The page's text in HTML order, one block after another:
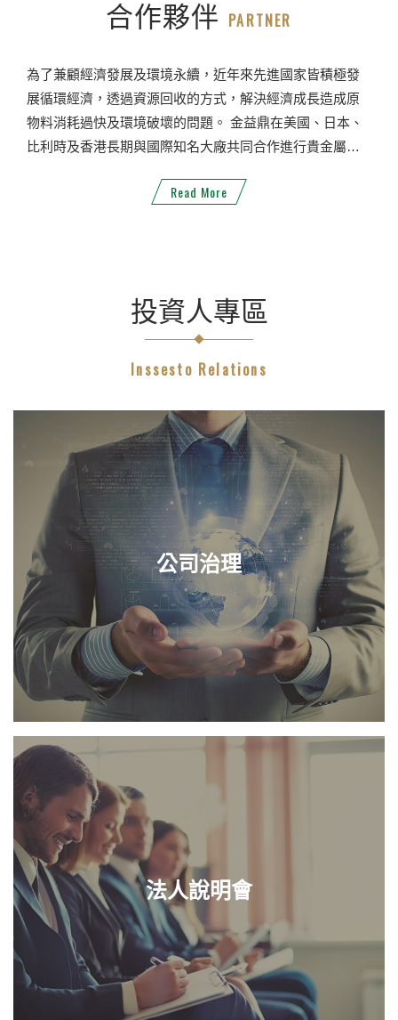
合作夥伴 PARTNER
為了兼顧經濟發展及環境永續，近年來先進國家皆積極發
展循環經濟，透過資源回收的方式，解決經濟成長造成原
物料消耗過快及環境破壞的問題。 金益鼎在美國、日本、
比利時及香港長期與國際知名大廠共同合作進行貴金屬回
服務品質讓客戶群不斷延伸。Read More
投資人專區
Inssesto Relations
公司治理
法人說明會